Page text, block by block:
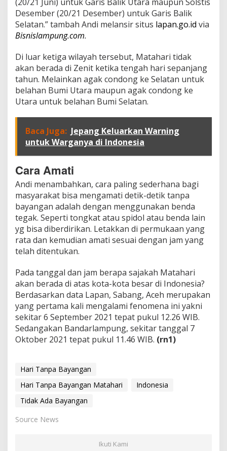
Desember (20/21 Desember) untuk Garis Balik
Selatan.” tambah Andi melansir situs lapan.go.id via
Bisnislampung.com.
Di luar ketiga wilayah tersebut, Matahari tidak
akan berada di Zenit ketika tengah hari sepanjang
tahun. Melainkan agak condong ke Selatan untuk
belahan Bumi Utara maupun agak condong ke
Utara untuk belahan Bumi Selatan.
Baca Juga: Jepang Keluarkan Warning
untuk Warganya di Indonesia
Cara Amati
Andi menambahkan, cara paling sederhana bagi
masyarakat bisa mengamati detik-detik tanpa
bayangan adalah dengan menggunakan benda
tegak. Seperti tongkat atau spidol atau benda lain
yg bisa diberdirikan. Letakkan di permukaan yang
rata dan kemudian amati sesuai dengan jam yang
telah ditentukan.
Pada tanggal dan jam berapa sajakah Matahari
akan berada di atas kota-kota besar di Indonesia?
Berdasarkan data Lapan, Sabang, Aceh merupakan
yang pertama kali mengalami fenomena ini yakni
sekitar 6 September 2021 tepat pukul 12.26 WIB.
Sedangakan Bandarlampung, sekitar tanggal 7
Oktober 2021 tepat pukul 11.46 WIB. (rn1)
Hari Tanpa Bayangan
Hari Tanpa Bayangan Matahari
Indonesia
Tidak Ada Bayangan
Source News
Ikuti Kami